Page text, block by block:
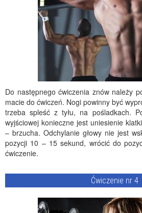
Do następnego ćwiczenia znów należy
macie do ćwiczeń. Nogi powinny być
trzeba spleść z tyłu, na pośladkach.
wyjściowej konieczne jest uniesienie
– brzucha. Odchylanie głowy nie jest
pozycji 10 – 15 sekund, wrócić do
ćwiczenie.
Ćwiczenie nr 4